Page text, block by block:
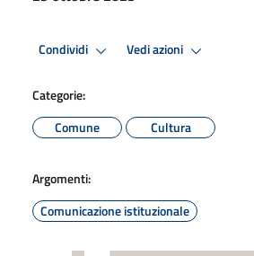
Condividi Vedi azioni
Categorie:
Comune
Cultura
Argomenti:
Comunicazione istituzionale